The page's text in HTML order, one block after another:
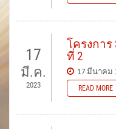
17
มี.ค.
2023
โครงการ
ที่ 2
17 มีนาคม
READ MORE